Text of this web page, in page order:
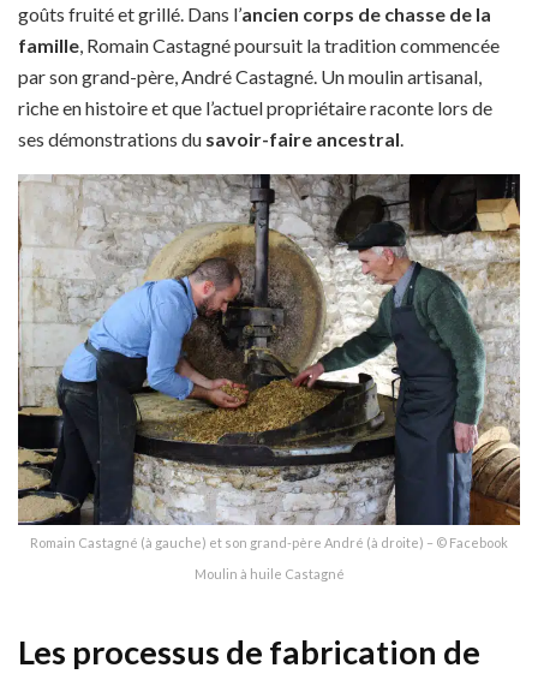
goûts fruité et grillé. Dans l’ancien corps de chasse de la
famille, Romain Castagné poursuit la tradition commencée
par son grand-père, André Castagné. Un moulin artisanal,
riche en histoire et que l’actuel propriétaire raconte lors de
ses démonstrations du savoir-faire ancestral.
Romain Castagné (à gauche) et son grand-père André (à droite) – © Facebook
Moulin à huile Castagné
Les processus de fabrication de